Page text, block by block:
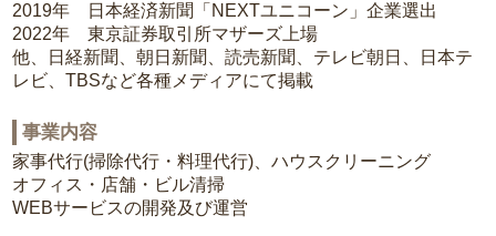
2019年 日本経済新聞「NEXTユニコーン」企業選出
2022年 東京証券取引所マザーズ上場
他、日経新聞、朝日新聞、読売新聞、テレビ朝日、日本テ
レビ、TBSなど各種メディアにて掲載
事業内容
家事代行(掃除代行・料理代行)、ハウスクリーニング
オフィス・店舗・ビル清掃
WEBサービスの開発及び運営